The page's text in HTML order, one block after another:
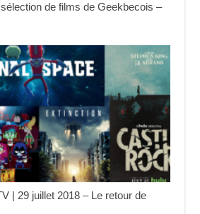
de films de Geekbecois –
| 29 juillet 2018 – Le retour de